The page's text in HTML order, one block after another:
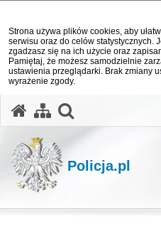
Strona używa plików cookies, aby
serwisu oraz do celów statystycznych.
zgadzasz się na ich użycie oraz
Pamiętaj, że możesz samodzielnie
ustawienia przeglądarki. Brak zmiany
wyrażenie zgody.
Policja.pl